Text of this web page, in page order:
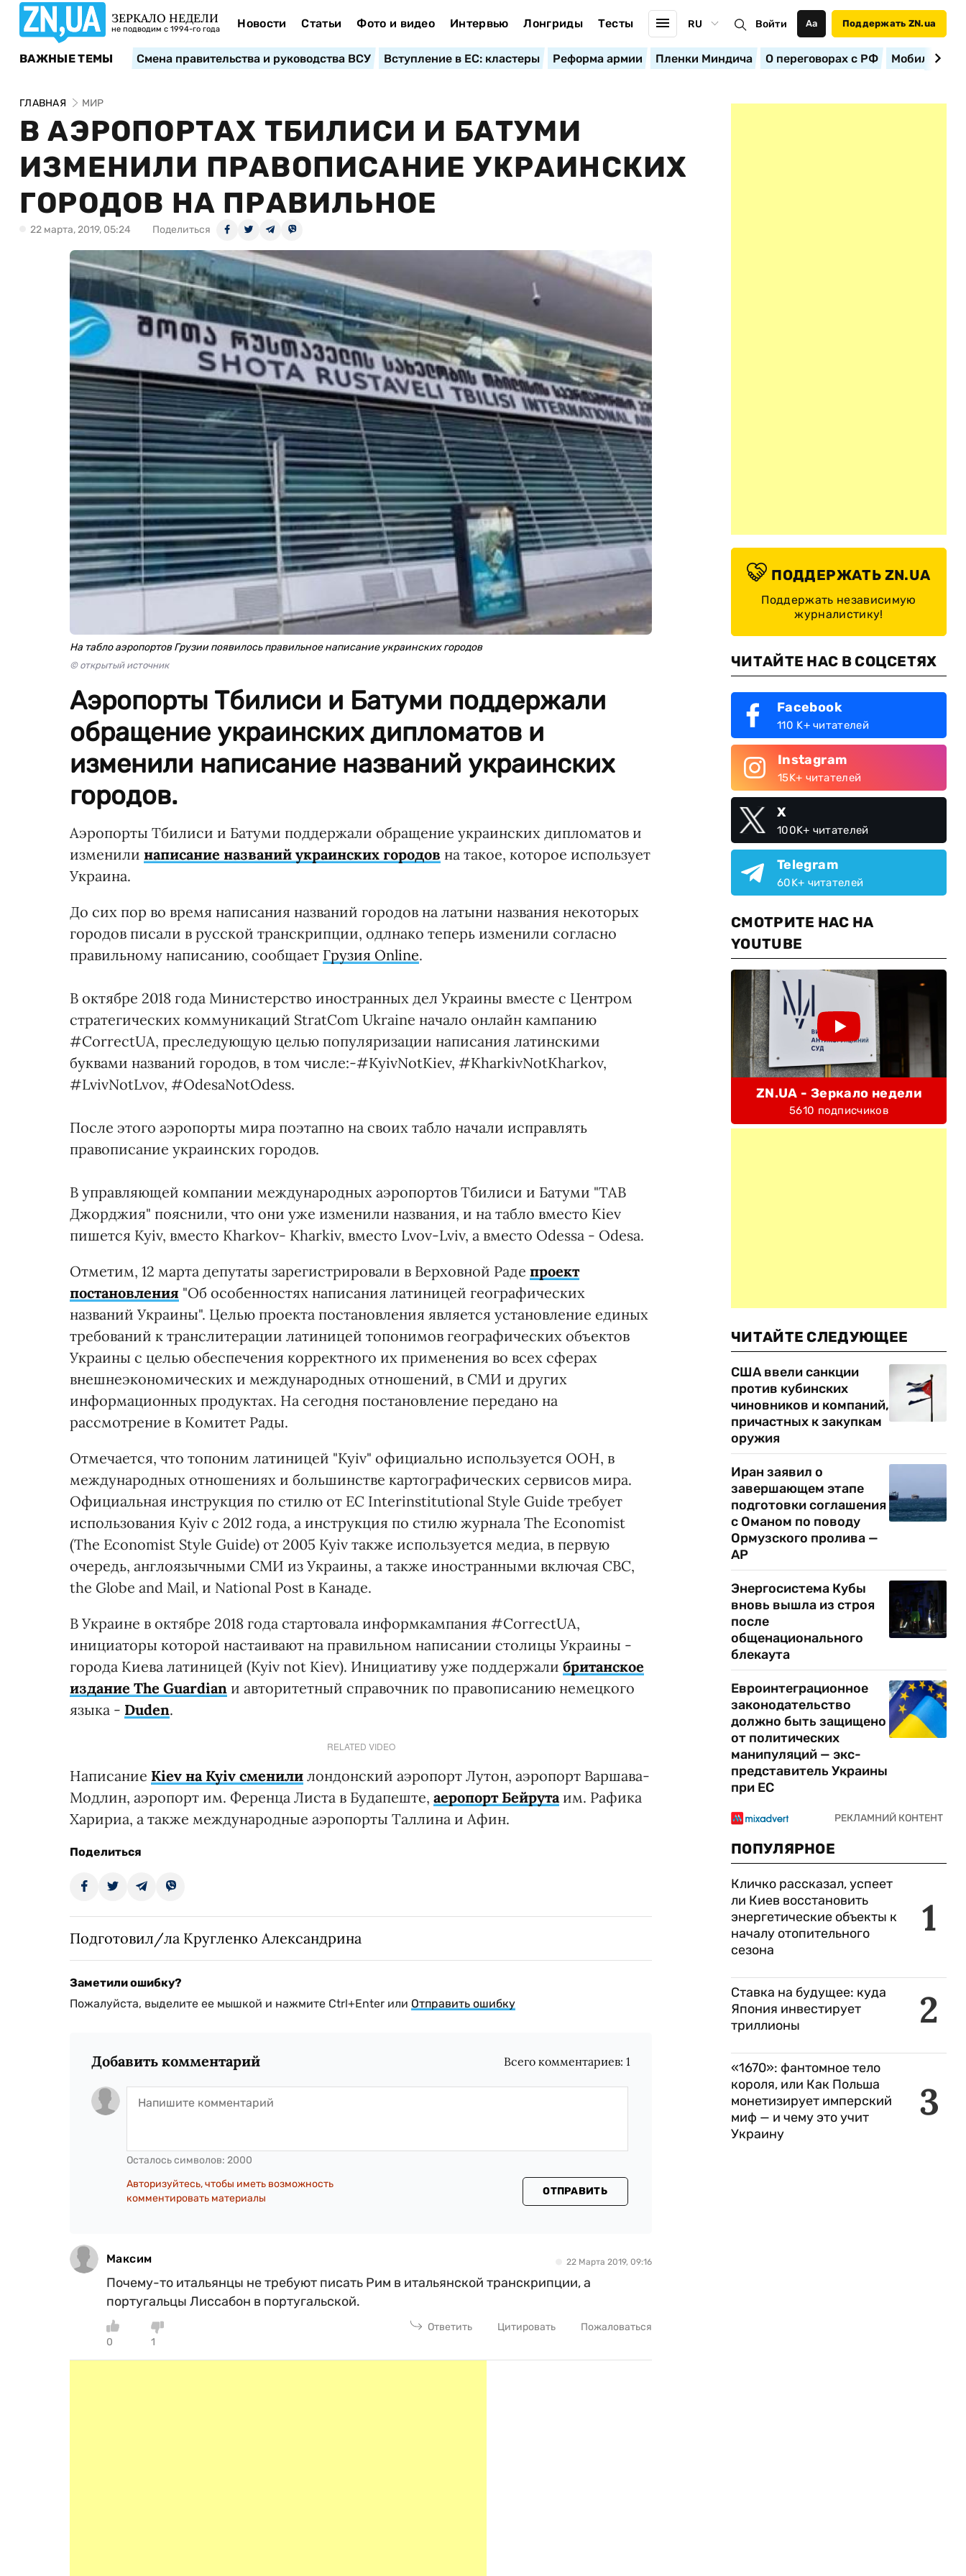
ЗЕРКАЛО НЕДЕЛИ
не подводим с 1994-го года Новости Статьи Фото и видео Интервью Лонгриды Тесты RU Войти Аа Поддержать ZN.ua
ВАЖНЫЕ ТЕМЫ Смена правительства и руководства ВСУ Вступление в ЕС: кластеры Реформа армии Пленки Миндича О переговорах с РФ
ГЛАВНАЯ МИР
В АЭРОПОРТАХ ТБИЛИСИ И БАТУМИ
ИЗМЕНИЛИ ПРАВОПИСАНИЕ УКРАИНСКИХ
ГОРОДОВ НА ПРАВИЛЬНОЕ
22 марта, 2019, 05:24 Поделиться
На табло аэропортов Грузии появилось правильное написание украинских городов
© открытый источник
Аэропорты Тбилиси и Батуми поддержали
обращение украинских дипломатов и
изменили написание названий украинских
городов.
Аэропорты Тбилиси и Батуми поддержали обращение украинских дипломатов и
изменили написание названий украинских городов на такое, которое использует
Украина.
До сих пор во время написания названий городов на латыни названия некоторых
городов писали в русской транскрипции, одлнако теперь изменили согласно
правильному написанию, сообщает Грузия Online.
В октябре 2018 года Министерство иностранных дел Украины вместе с Центром
стратегических коммуникаций StratCom Ukraine начало онлайн кампанию
#CorrectUA, преследующую целью популяризации написания латинскими
буквами названий городов, в том числе:-#KyivNotKiev, #KharkivNotKharkov,
#LvivNotLvov, #OdesaNotOdess.
После этого аэропорты мира поэтапно на своих табло начали исправлять
правописание украинских городов.
В управляющей компании международных аэропортов Тбилиси и Батуми "ТАВ
Джорджия" пояснили, что они уже изменили названия, и на табло вместо Kiev
пишется Kyiv, вместо Kharkov- Kharkiv, вместо Lvov-Lviv, а вместо Odessa - Odesа.
Отметим, 12 марта депутаты зарегистрировали в Верховной Раде проект
постановления "Об особенностях написания латиницей географических
названий Украины". Целью проекта постановления является установление единых
требований к транслитерации латиницей топонимов географических объектов
Украины с целью обеспечения корректного их применения во всех сферах
внешнеэкономических и международных отношений, в СМИ и других
информационных продуктах. На сегодня постановление передано на
рассмотрение в Комитет Рады.
Отмечается, что топоним латиницей "Kyiv" официально используется ООН, в
международных отношениях и большинстве картографических сервисов мира.
Официальная инструкция по стилю от ЕС Interinstitutional Style Guide требует
использования Kyiv с 2012 года, а инструкция по стилю журнала The Economist
(The Economist Style Guide) от 2005 Kyiv также используется медиа, в первую
очередь, англоязычными СМИ из Украины, а также иностранными включая CBC,
the Globe and Mail, и National Post в Канаде.
В Украине в октябре 2018 года стартовала информкампания #CorrectUA,
инициаторы которой настаивают на правильном написании столицы Украины -
города Киева латиницей (Kyiv not Kiev). Инициативу уже поддержали британское
издание The Guardian и авторитетный справочник по правописанию немецкого
языка - Duden.
RELATED VIDEO
Написание Kiev на Kyiv сменили лондонский аэропорт Лутон, аэропорт Варшава-
Модлин, аэропорт им. Ференца Листа в Будапеште, аеропорт Бейрута им. Рафика
Харириа, а также международные аэропорты Таллина и Афин.
Поделиться
Подготовил/ла Кругленко Александрина
Заметили ошибку?
Пожалуйста, выделите ее мышкой и нажмите Ctrl+Enter или Отправить ошибку
Добавить комментарий Всего комментариев:1
Осталось символов: 2000
Авторизуйтесь, чтобы иметь возможность
комментировать материалы
ОТПРАВИТЬ
Максим 22 Марта 2019, 09:16
Почему-то итальянцы не требуют писать Рим в итальянской транскрипции, а
португальцы Лиссабон в португальской.
0 1
Ответить Цитировать Пожаловаться
ПОДДЕРЖАТЬ ZN.UA
Поддержать независимую
журналистику!
ЧИТАЙТЕ НАС В СОЦСЕТЯХ
Facebook
110 K+ читателей
Instagram
15K+ читателей
X
100K+ читателей
Telegram
60K+ читателей
СМОТРИТЕ НАС НА
YOUTUBE
ZN.UA - Зеркало недели
5610 подписчиков
ЧИТАЙТЕ СЛЕДУЮЩЕЕ
США ввели санкции
против кубинских
чиновников и компаний,
причастных к закупкам
оружия
Иран заявил о
завершающем этапе
подготовки соглашения
с Оманом по поводу
Ормузского пролива —
AP
Энергосистема Кубы
вновь вышла из строя
после
общенационального
блекаута
Евроинтеграционное
законодательство
должно быть защищено
от политических
манипуляций — экс-
представитель Украины
при ЕС
ПОПУЛЯРНОЕ
1
Кличко рассказал, успеет
ли Киев восстановить
энергетические объекты к
началу отопительного
сезона
2
Ставка на будущее: куда
Япония инвестирует
триллионы
3
«1670»: фантомное тело
короля, или Как Польша
монетизирует имперский
миф — и чему это учит
Украину